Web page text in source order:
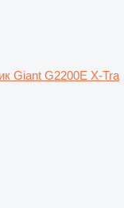
Giant G2200E X-Tra